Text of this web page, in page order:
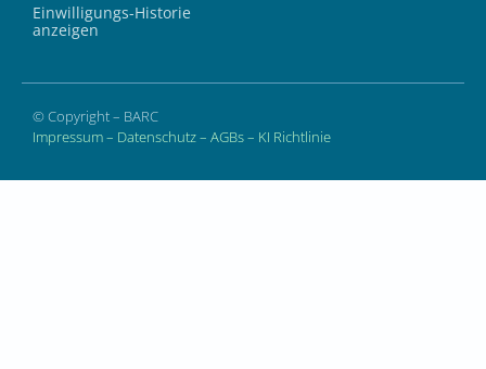
Einwilligungs-Historie
anzeigen
© Copyright – BARC
Impressum– Datenschutz– AGBs– KI Richtlinie